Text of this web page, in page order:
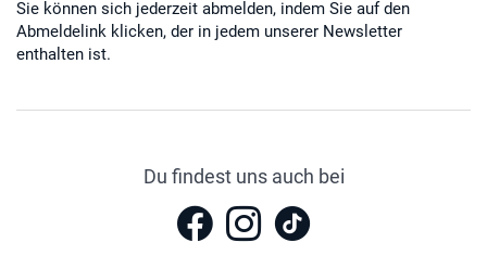
Sie können sich jederzeit abmelden, indem Sie auf den
Abmeldelink klicken, der in jedem unserer Newsletter
enthalten ist.
Du findest uns auch bei